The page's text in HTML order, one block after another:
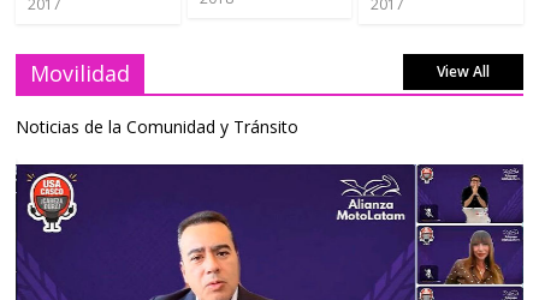
Movilidad View All
Noticias de la Comunidad y Tránsito